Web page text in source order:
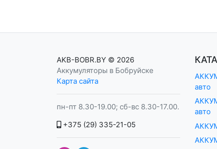
AKB-BOBR.BY © 2026
Аккумуляторы в Бобруйске
Карта сайта
пн-пт 8.30-19.00; сб-вс 8.30-17.00.
+375 (29) 335-21-05
авто
авто